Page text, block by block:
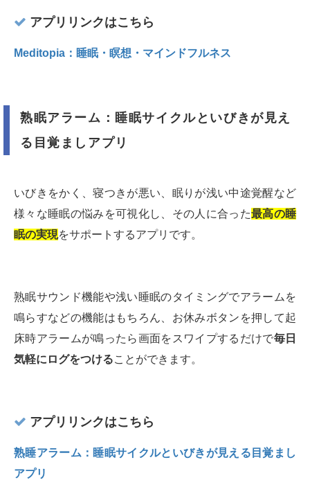
アプリリンクはこちら
Meditopia：睡眠・瞑想・マインドフルネス
熟眠アラーム：睡眠サイクルといびきが見え
る目覚ましアプリ
いびきをかく、寝つきが悪い、眠りが浅い中途覚醒など
様々な睡眠の悩みを可視化し、その人に合った最高の睡
眠の実現をサポートするアプリです。
熟眠サウンド機能や浅い睡眠のタイミングでアラームを
鳴らすなどの機能はもちろん、お休みボタンを押して起
床時アラームが鳴ったら画面をスワイプするだけで毎日
気軽にログをつけることができます。
アプリリンクはこちら
熟睡アラーム：睡眠サイクルといびきが見える目覚まし
アプリ